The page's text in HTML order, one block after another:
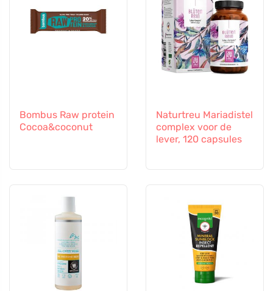
Bombus Raw protein
Cocoa&coconut
Naturtreu Mariadistel
complex voor de
lever, 120 capsules